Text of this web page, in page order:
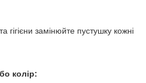
гігієни замінюйте пустушку кожні
колір: